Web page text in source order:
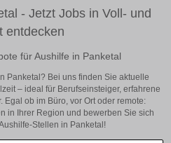
- Jetzt Jobs in Voll- und
entdecken
für Aushilfe in Panketal
Panketal? Bei uns finden Sie aktuelle
– ideal für Berufseinsteiger, erfahrene
Egal ob im Büro, vor Ort oder remote:
in Ihrer Region und bewerben Sie sich
Stellen in Panketal!